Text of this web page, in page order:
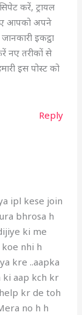
करें, ट्रायल
आपको अपने
इकट्ठा
नए तरीकों से
इस पोस्ट को
Reply
ipl kese join
bhrosa h
ki me
nhi h
kre ..aapka
ki aap kch kr
kr de toh
no h h